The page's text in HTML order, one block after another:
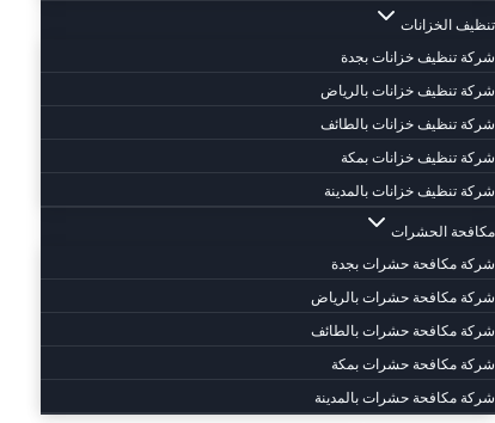
تنظيف الخزانات
شركة تنظيف خزانات بجدة
شركة تنظيف خزانات بالرياض
شركة تنظيف خزانات بالطائف
شركة تنظيف خزانات بمكة
شركة تنظيف خزانات بالمدينة
مكافحة الحشرات
شركة مكافحة حشرات بجدة
شركة مكافحة حشرات بالرياض
شركة مكافحة حشرات بالطائف
شركة مكافحة حشرات بمكة
شركة مكافحة حشرات بالمدينة